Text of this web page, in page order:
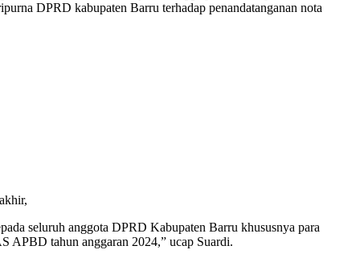
DPRD kabupaten Barru terhadap penandatanganan nota
seluruh anggota DPRD Kabupaten Barru khususnya para
APBD tahun anggaran 2024,” ucap Suardi.